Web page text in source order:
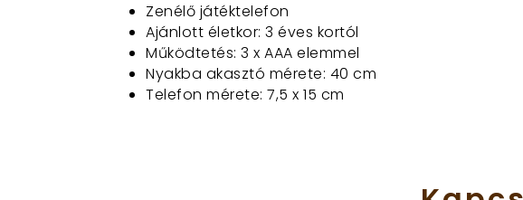
Zenélő játéktelefon
Ajánlott életkor: 3 éves kortól
Működtetés: 3 x AAA elemmel
Nyakba akasztó mérete: 40 cm
Telefon mérete: 7,5 x 15 cm